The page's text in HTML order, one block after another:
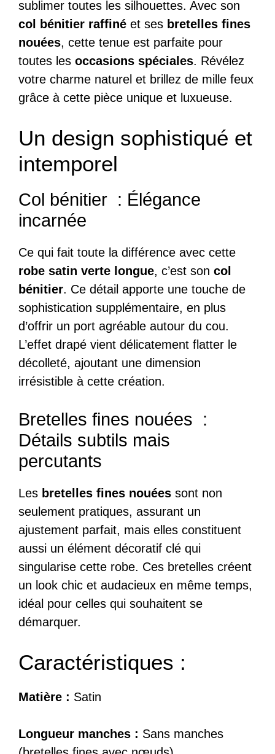
sublimer toutes les silhouettes. Avec son
col bénitier raffiné et ses bretelles fines
nouées, cette tenue est parfaite pour
toutes les occasions spéciales. Révélez
votre charme naturel et brillez de mille feux
grâce à cette pièce unique et luxueuse.
Un design sophistiqué et
intemporel
Col bénitier : Élégance
incarnée
Ce qui fait toute la différence avec cette
robe satin verte longue, c’est son col
bénitier. Ce détail apporte une touche de
sophistication supplémentaire, en plus
d’offrir un port agréable autour du cou.
L’effet drapé vient délicatement flatter le
décolleté, ajoutant une dimension
irrésistible à cette création.
Bretelles fines nouées :
Détails subtils mais
percutants
Les bretelles fines nouées sont non
seulement pratiques, assurant un
ajustement parfait, mais elles constituent
aussi un élément décoratif clé qui
singularise cette robe. Ces bretelles créent
un look chic et audacieux en même temps,
idéal pour celles qui souhaitent se
démarquer.
Caractéristiques :
Matière : Satin
Longueur manches : Sans manches